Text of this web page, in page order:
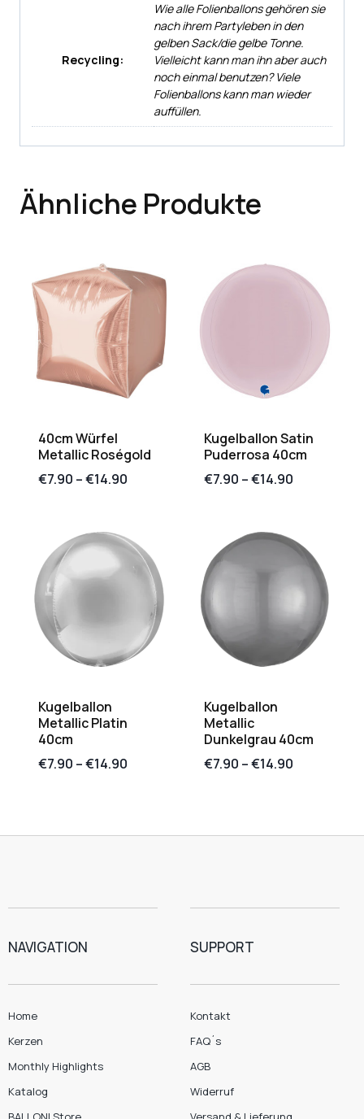
Recycling:
Wie alle Folienballons gehören sie
nach ihrem Partyleben in den
gelben Sack/die gelbe Tonne.
Vielleicht kann man ihn aber auch
noch einmal benutzen? Viele
Folienballons kann man wieder
auffüllen.
Ähnliche Produkte
40cm Würfel
Metallic Roségold
€7.90 –€14.90
Kugelballon Satin
Puderrosa 40cm
€7.90 –€14.90
Kugelballon
Metallic Platin
40cm
€7.90 –€14.90
Kugelballon
Metallic
Dunkelgrau 40cm
€7.90 –€14.90
NAVIGATION
Home
Kerzen
Monthly Highlights
Katalog
SUPPORT
Kontakt
FAQ´s
AGB
Widerruf